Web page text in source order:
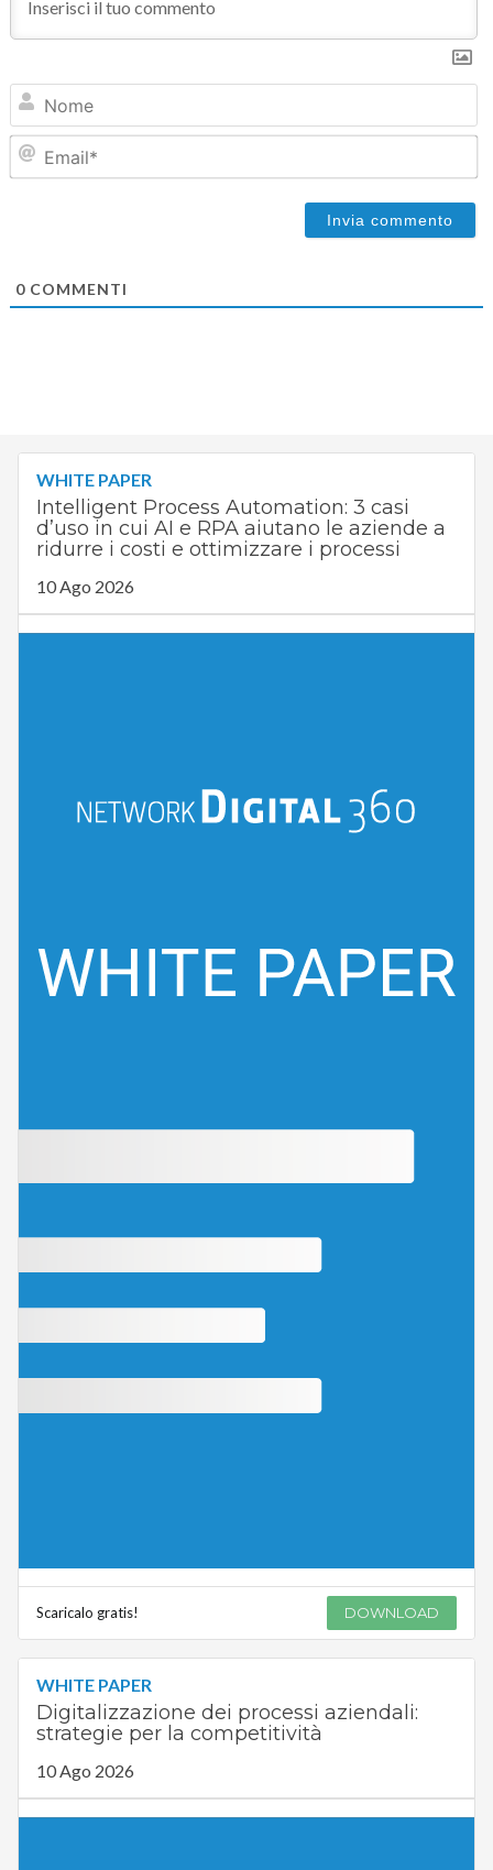
0COMMENTI
WHITE PAPER
Intelligent Process Automation: 3 casi
d’uso in cui AI e RPA aiutano le aziende a
ridurre i costi e ottimizzare i processi
10 Ago 2026
Scaricalo gratis! DOWNLOAD
WHITE PAPER
Digitalizzazione dei processi aziendali:
strategie per la competitività
10 Ago 2026